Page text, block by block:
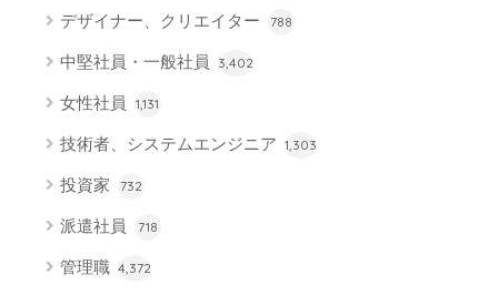
デザイナー、クリエイター 788
中堅社員・一般社員 3,402
女性社員 1,131
技術者、システムエンジニア 1,303
投資家 732
派遣社員 718
管理職 4,372